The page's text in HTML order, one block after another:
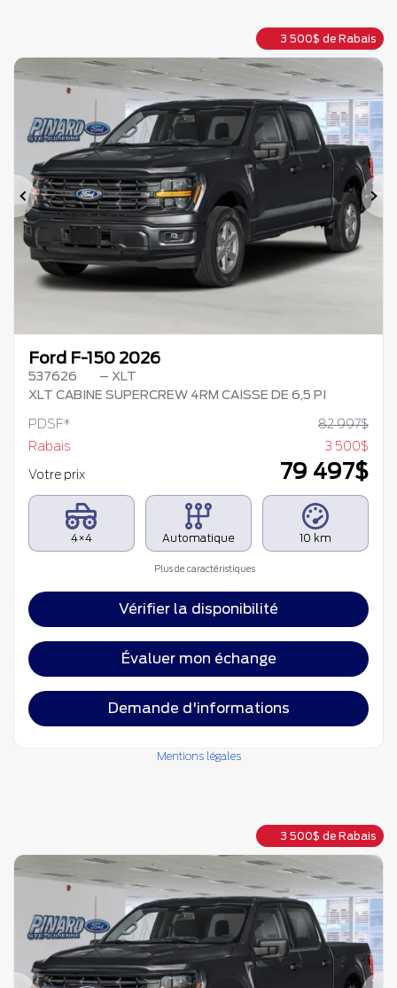
3 500$ de Rabais
Précédent
Ford F-150 2026
537626
– XLT
XLT CABINE SUPERCREW 4RM CAISSE DE 6,5 PI
PDSF* 82 997$
Rabais
3 500$
Votre prix
79 497$
4×4 Automatique 10 km
Plus de caractéristiques
Vérifier la disponibilité
Évaluer mon échange
Demande d'informations
Mentions légales
3 500$ de Rabais